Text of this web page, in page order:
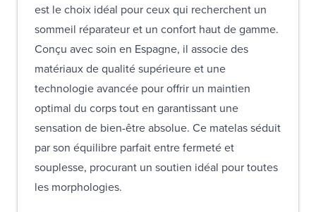
est le choix idéal pour ceux qui recherchent un
sommeil réparateur et un confort haut de gamme.
Conçu avec soin en Espagne, il associe des
matériaux de qualité supérieure et une
technologie avancée pour offrir un maintien
optimal du corps tout en garantissant une
sensation de bien-être absolue. Ce matelas séduit
par son équilibre parfait entre fermeté et
souplesse, procurant un soutien idéal pour toutes
les morphologies.